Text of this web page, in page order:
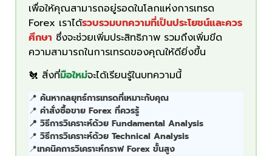
เพื่อให้คุณสามารถอยู่รอดในโลกแห่งการเทรด
Forex เราได้รวบรวมบทความที่เป็นประโยชน์และควร
ศึกษา ซึ่งจะช่วยเพิ่มประสิทธิภาพ รวมถึงเพิ่มขีด
ความสามารถในการเทรดของคุณให้ดียิ่งขึ้น
🐔 สิ่งที่มือใหม่จะได้เรียนรู้ในบทความนี้
📍ค้นหากลยุทธ์การเทรดที่เหมาะกับคุณ
📍คำสั่งซื้อขาย Forex ที่ควรรู้
📍 วิธีการวิเคราะห์ด้วย Fundamental Analysis
📍วิธีการวิเคราะห์ด้วย Technical Analysis
📍เทคนิคการวิเคราะห์กราฟ Forex ขั้นสูง